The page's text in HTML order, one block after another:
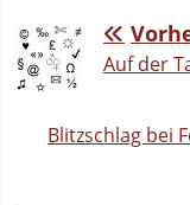
Auf der
Blitzschlag bei